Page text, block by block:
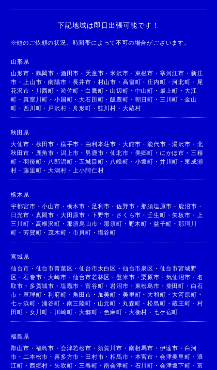
下記地域は即日出張可能です！
※他のご依頼の状況、時間帯によって不可の場合がございます。
山形県
山形市 ・ 鶴岡市 ・ 酒田市 ・ 天童市 ・米沢市 ・ 東根市 ・ 寒河江市 ・ 新庄
市 ・ 上山市 ・南陽市 ・長井市 ・ 村山市 ・ 高畠町 ・ 庄内町 ・河北町 ・ 尾
花沢市 ・ 川西町 ・ 遊佐町 ・ 白鷹町 ・ 山辺町 ・ 中山町 ・ 最上町 ・ 大江
町 ・真室川町 ・小国町 ・大石田町 ・飯豊町 ・ 朝日町 ・ 三川町 ・ 金山
町 ・西川町 ・ 戸沢村 ・舟形町 ・ 鮭川村 ・ 大蔵村
秋田県
大仙市 ・ 秋田市 ・ 横手市 ・ 由利本荘市 ・ 大館市 ・能代市 ・湯沢市 ・ 北
秋田市 ・ 鹿角市 ・ 潟上市 ・ 男鹿市 ・仙北市 ・ 美郷町 ・ にかほ市 ・ 三種
町 ・羽後町 ・ 八郎潟町 ・五城目町 ・ 八峰町 ・ 小坂町 ・ 井川町 ・ 東成瀬
村 ・藤里町 ・大潟村 ・ 上小阿仁村
栃木県
宇都宮市 ・小山市 ・ 栃木市 ・ 足利市 ・佐野市 ・那須塩原市 ・ 鹿沼市 ・
日光市 ・ 真岡市 ・ 大田原市 ・ 下野市 ・ さくら市 ・壬生町 ・矢板市 ・
上
三川町 ・ 高根沢町 ・ 那須烏山市 ・那須町 ・ 野木町 ・ 益子町 ・那珂川
町 ・芳賀町 ・ 茂木町 ・市貝町 ・ 塩谷町
宮城県
仙台市 ・ 仙台市青葉区 ・仙台市太白区 ・ 仙台市泉区 ・ 仙台市宮城野
区 ・石巻市 ・大崎市 ・仙台市若林区 ・登米市 ・栗原市 ・ 気仙沼市 ・ 名
取市 ・ 多賀城市 ・ 塩竈市 ・富谷町 ・岩沼市 ・ 東松島市 ・ 柴田町 ・ 白石
市 ・ 亘理町 ・利府町 ・角田市 ・ 加美町 ・ 美里町 ・大和町 ・大河原町 ・
七ヶ浜町 ・涌谷町 ・ 南三陸町 ・ 山元町 ・ 丸森町 ・松島町 ・蔵王町 ・ 村
田町 ・ 女川町 ・ 川崎町 ・大郷町 ・色麻町 ・ 大衡村 ・ 七ケ宿町
福島県
郡山市 ・ 福島市 ・ 会津若松市 ・ 須賀川市 ・ 南相馬市 ・ 伊達市 ・ 白河
市 ・ 二本松市 ・喜多方市 ・ 田村市 ・相馬市 ・ 本宮市 ・ 会津美里町 ・ 浪
江町 ・ 西郷村 ・矢吹町 ・ 三春町 ・南会津町 ・ 石川町 ・ 会津坂下町 ・ 富